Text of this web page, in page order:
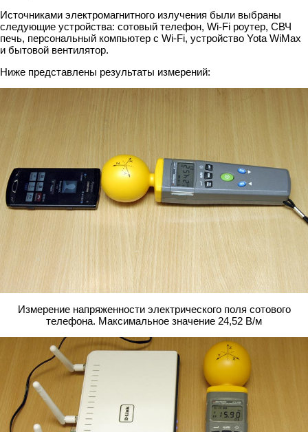
Источниками электромагнитного излучения были выбраны
следующие устройства: сотовый телефон, Wi-Fi роутер, СВЧ
печь, персональный компьютер с Wi-Fi, устройство Yota WiMax
и бытовой вентилятор.
Ниже представлены результаты измерений:
Измерение напряженности электрического поля сотового
телефона. Максимальное значение 24,52 В/м